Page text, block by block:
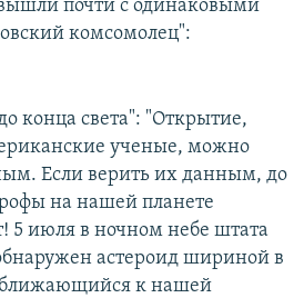
почти с одинаковыми
комсомолец":
конца света": "Открытие,
ученые, можно
Если верить их данным, до
на нашей планете
5 июля в ночном небе штата
астероид шириной в
к нашей